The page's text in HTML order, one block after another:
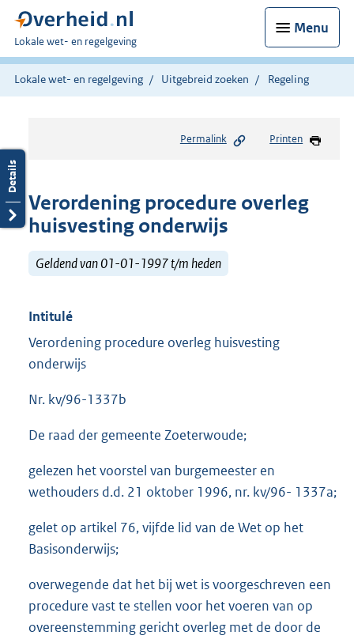
Menu
U
bent
hier:
Lokale wet- en regelgeving
Lokale wet- en regelgeving Uitgebreid zoeken Regeling
Permalink Printen
Verordening procedure overleg
huisvesting onderwijs
Geldend van 01-01-1997 t/m heden
Intitulé
Verordening procedure overleg huisvesting
onderwijs
Nr. kv/96-1337b
De raad der gemeente Zoeterwoude;
gelezen het voorstel van burgemeester en
wethouders d.d. 21 oktober 1996, nr. kv/96- 1337a;
gelet op artikel 76, vijfde lid van de Wet op het
Basisonderwijs;
overwegende dat het bij wet is voorgeschreven een
procedure vast te stellen voor het voeren van op
overeenstemming gericht overleg met de door de